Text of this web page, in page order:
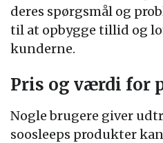
deres spørgsmål og
til at opbygge tillid og
kunderne.
Pris og værdi for
Nogle brugere giver
soosleeps produkter